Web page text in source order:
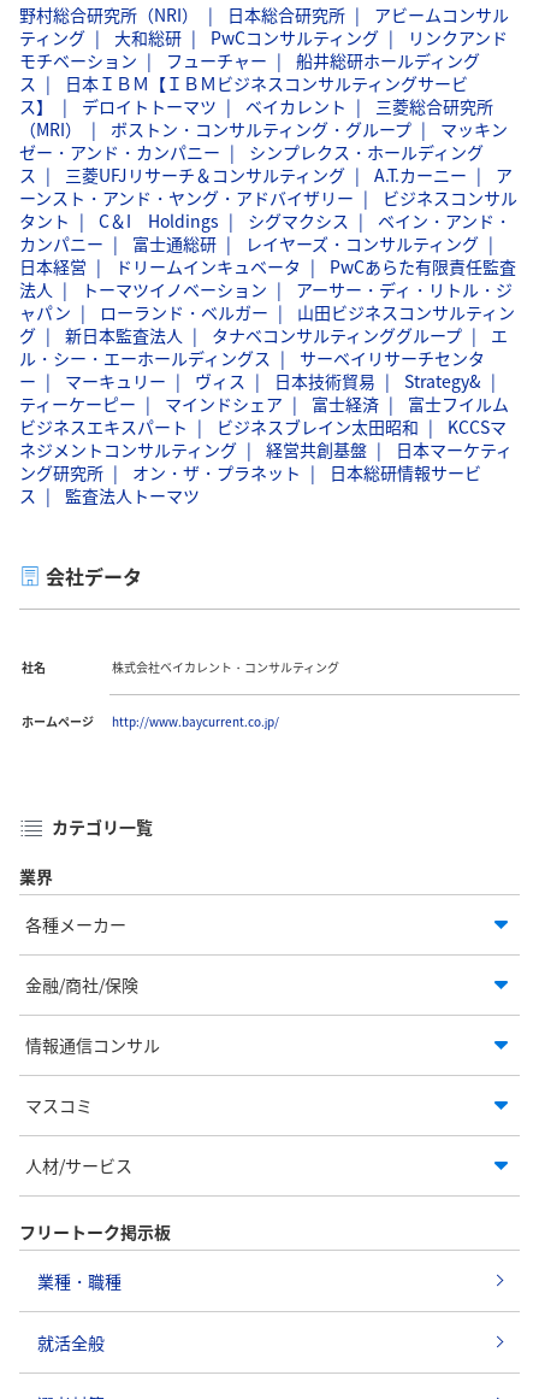
野村総合研究所（NRI） 日本総合研究所
アビームコンサル
ティング
大和総研 PwCコンサルティング
リンクアンド
モチベーション
フューチャー
船井総研ホールディング
ス
日本ＩＢＭ【ＩＢＭビジネスコンサルティングサービ
ス】
デロイトトーマツ ベイカレント
三菱総合研究所
（MRI）
ボストン・コンサルティング・グループ
マッキン
ゼー・アンド・カンパニー
シンプレクス・ホールディング
ス
三菱UFJリサーチ＆コンサルティング A.T.カーニー
ア
ーンスト・アンド・ヤング・アドバイザリー
ビジネスコンサル
タント
C＆I Holdings シグマクシス
ベイン・アンド・
カンパニー
富士通総研
レイヤーズ・コンサルティング
日本経営
ドリームインキュベータ
PwCあらた有限責任監査
法人
トーマツイノベーション
アーサー・ディ・リトル・ジ
ャパン
ローランド・ベルガー
山田ビジネスコンサルティン
グ
新日本監査法人 タナベコンサルティンググループ
エ
ル・シー・エーホールディングス
サーベイリサーチセンタ
ー
マーキュリー ヴィス 日本技術貿易
Strategy&
ティーケーピー
マインドシェア 富士経済
富士フイルム
ビジネスエキスパート
ビジネスブレイン太田昭和
KCCSマ
ネジメントコンサルティング
経営共創基盤
日本マーケティ
ング研究所
オン・ザ・プラネット
日本総研情報サービ
ス
監査法人トーマツ
会社データ
社名 株式会社ベイカレント・コンサルティング
ホームページ http://www.baycurrent.co.jp/
カテゴリ一覧
業界
各種メーカー
金融/商社/保険
情報通信コンサル
マスコミ
人材/サービス
フリートーク掲示板
業種・職種
就活全般